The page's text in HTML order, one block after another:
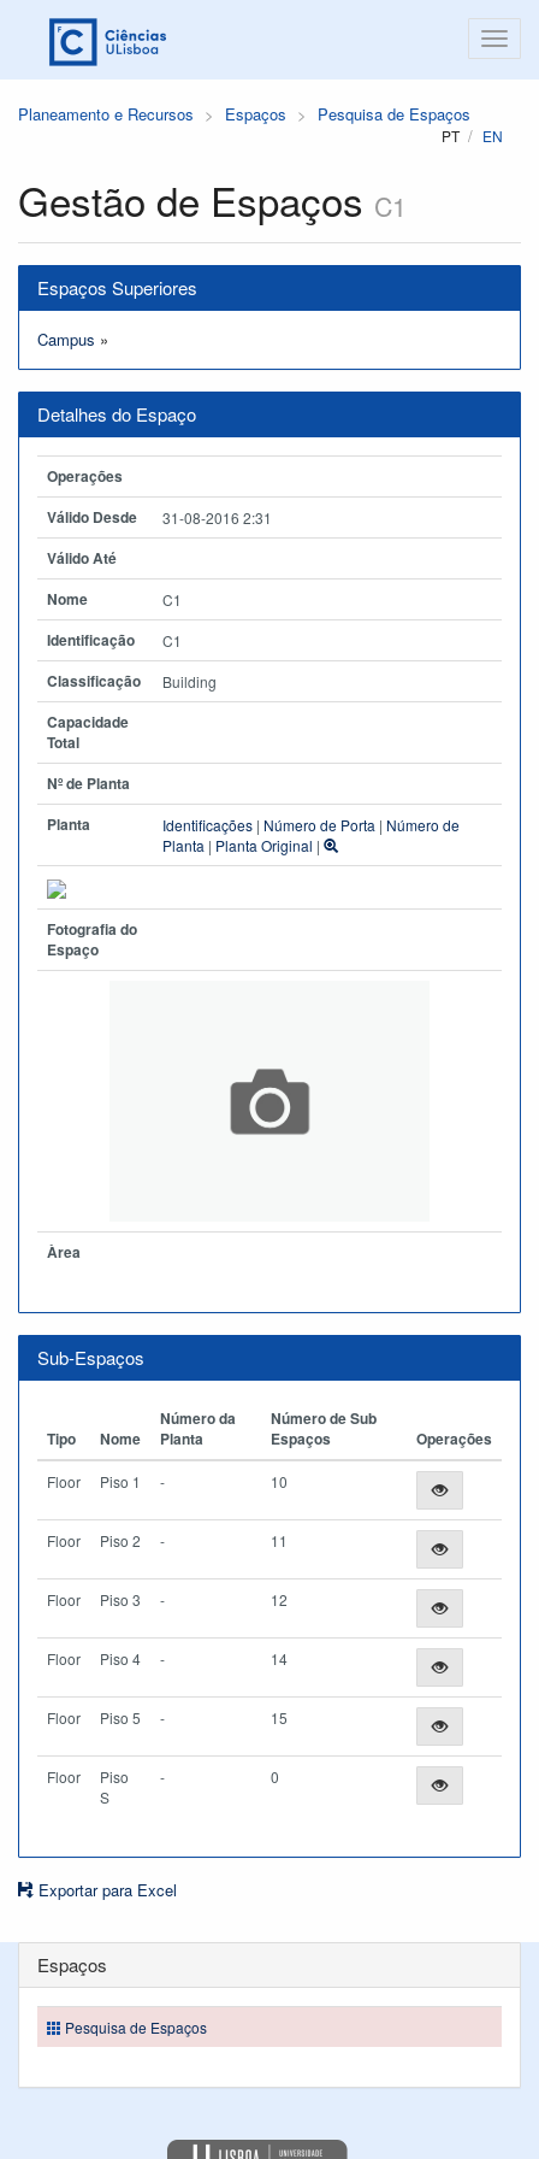
Planeamento e Recursos Espaços Pesquisa de Espaços
PT EN
Gestão de Espaços C1
Espaços Superiores
Campus »
Detalhes do Espaço
Operações
Válido Desde
31-08-2016 2:31
Válido Até
Nome
C1
Identificação C1
Classificação Building
Capacidade
Total
Nº de Planta
Planta
Identificações | Número de Porta | Número de
Planta | Planta Original |
Fotografia do
Espaço
Àrea
Sub-Espaços
Tipo Nome
Número da
Planta
Número de Sub
Espaços
Operações
Floor Piso 1 - 10
Floor Piso 2 - 11
Floor Piso 3 - 12
Floor Piso 4 - 14
Floor Piso 5 - 15
Floor
Piso
S
- 0
Exportar para Excel
Espaços
Pesquisa de Espaços